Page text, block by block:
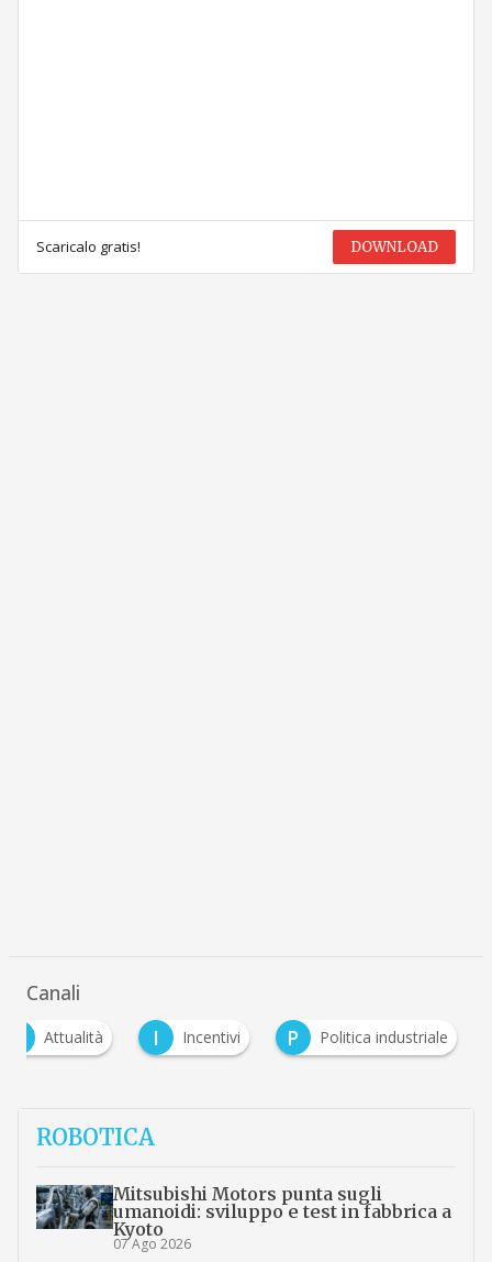
Scaricalo gratis! DOWNLOAD
Canali
Attualità I Incentivi P Politica industriale
ROBOTICA
Mitsubishi Motors punta sugli
umanoidi: sviluppo e test in fabbrica a
Kyoto
07 Ago 2026